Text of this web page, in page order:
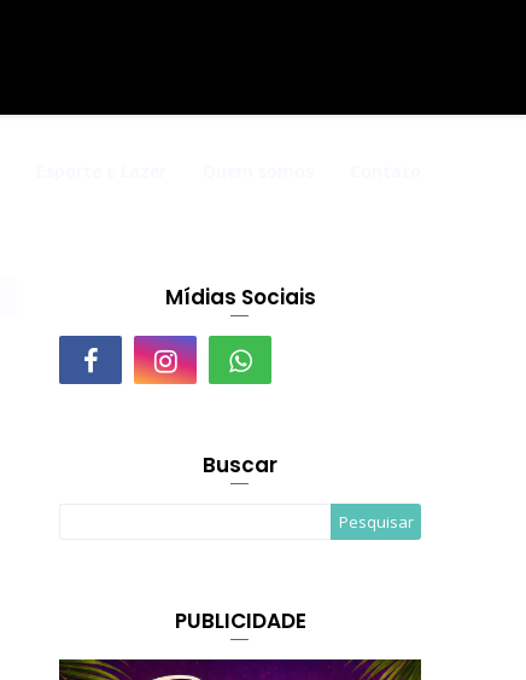
Mídias Sociais
Buscar
PUBLICIDADE